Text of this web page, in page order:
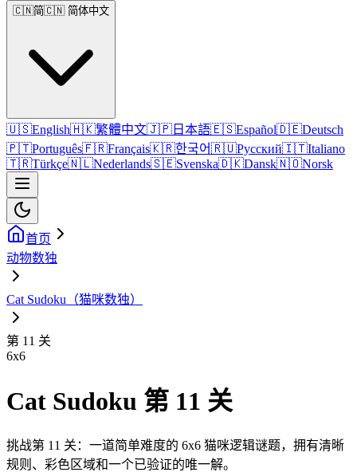
🇨🇳简🇨🇳 简体中文
🇺🇸English🇭🇰繁體中文🇯🇵 日本語🇪🇸Español🇩🇪Deutsch
🇵🇹Português🇫🇷Français🇰🇷한국어🇷🇺Русский🇮🇹Italiano
🇹🇷Türkçe🇳🇱Nederlands🇸🇪Svenska🇩🇰Dansk🇳🇴Norsk
首页
动物数独
Cat Sudoku（猫咪数独）
第 11 关
6x6
Cat Sudoku 第 11 关
挑战第 11 关：一道简单难度的 6x6 猫咪逻辑谜题，拥有清晰
规则、彩色区域和一个已验证的唯一解。